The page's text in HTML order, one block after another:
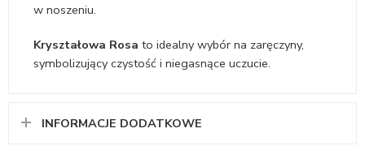
w noszeniu.
Kryształowa Rosa to idealny wybór na zaręczyny,
symbolizujący czystość i niegasnące uczucie.
INFORMACJE DODATKOWE